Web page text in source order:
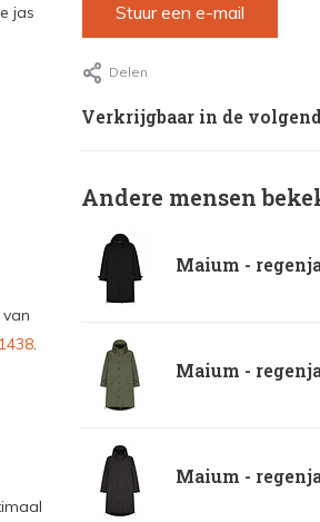
jas
.
Stuur een e-mail
Delen
Verkrijgbaar in de
Andere mensen
Maium -
Maium -
Maium -